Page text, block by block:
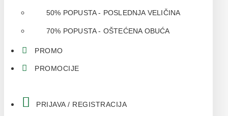
50% POPUSTA - POSLEDNJA VELIČINA
70% POPUSTA - OŠTEĆENA OBUĆA
PROMO
PROMOCIJE
PRIJAVA / REGISTRACIJA